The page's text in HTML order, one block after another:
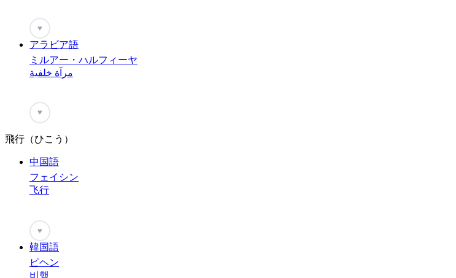
♥
アラビア語
ミルアー・ハルフィーヤ
مرآة خلفية
♥
飛行（ひこう）
中国語
フェイシン
飞行
♥
韓国語
ピヘン
비행